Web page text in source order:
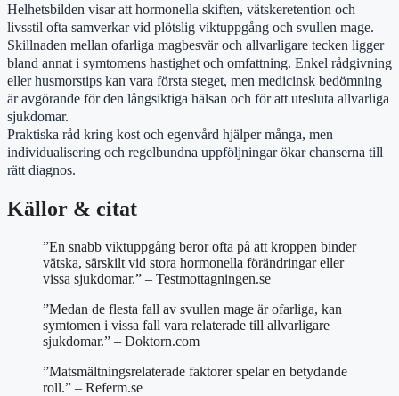
Helhetsbilden visar att hormonella skiften, vätskeretention och
livsstil ofta samverkar vid plötslig viktuppgång och svullen mage.
Skillnaden mellan ofarliga magbesvär och allvarligare tecken ligger
bland annat i symtomens hastighet och omfattning. Enkel rådgivning
eller husmorstips kan vara första steget, men medicinsk bedömning
är avgörande för den långsiktiga hälsan och för att utesluta allvarliga
sjukdomar.
Praktiska råd kring kost och egenvård hjälper många, men
individualisering och regelbundna uppföljningar ökar chanserna till
rätt diagnos.
Källor & citat
”En snabb viktuppgång beror ofta på att kroppen binder
vätska, särskilt vid stora hormonella förändringar eller
vissa sjukdomar.” – Testmottagningen.se
”Medan de flesta fall av svullen mage är ofarliga, kan
symtomen i vissa fall vara relaterade till allvarligare
sjukdomar.” – Doktorn.com
”Matsmältningsrelaterade faktorer spelar en betydande
roll.” – Referm.se